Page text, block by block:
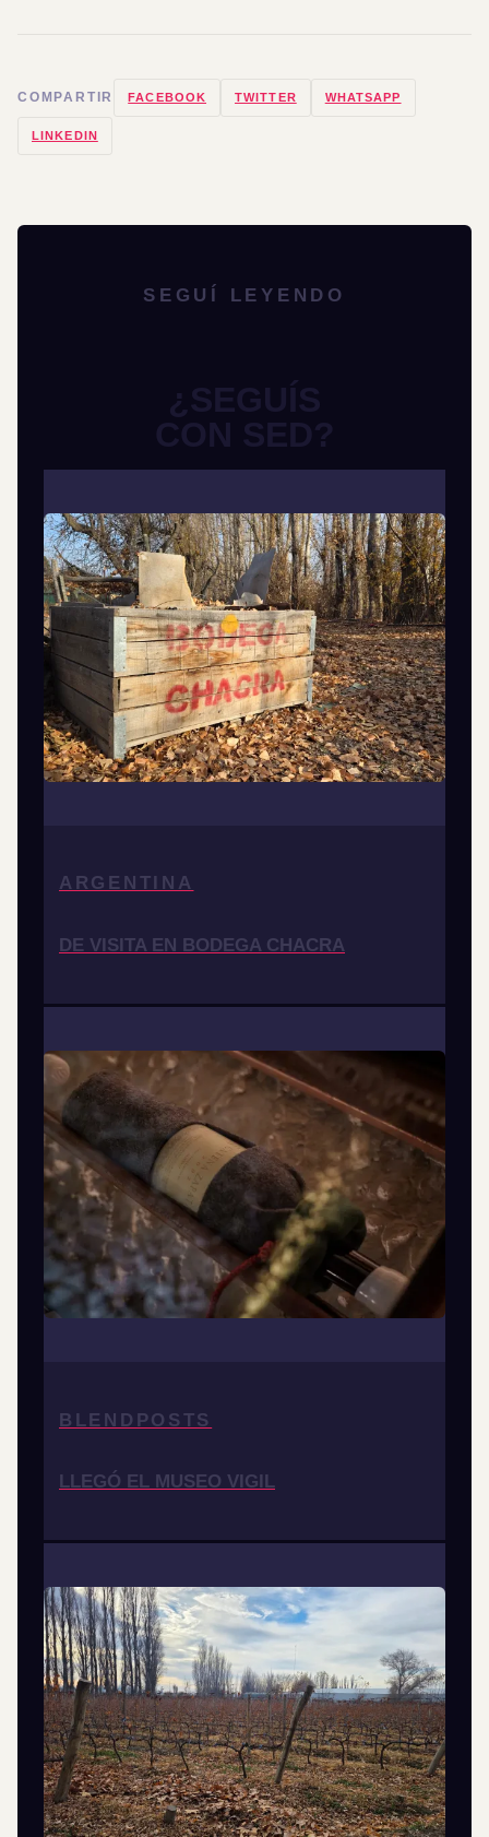
COMPARTIR FACEBOOK TWITTER WHATSAPP
LINKEDIN
SEGUÍ LEYENDO
¿SEGUÍS
CON SED?
ARGENTINA
DE VISITA EN BODEGA CHACRA
BLENDPOSTS
LLEGÓ EL MUSEO VIGIL